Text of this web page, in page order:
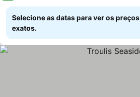
Selecione as datas para ver os preços
exatos.